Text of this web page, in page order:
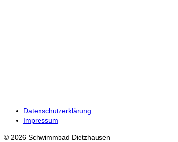
Datenschutzerklärung
Impressum
© 2026 Schwimmbad Dietzhausen